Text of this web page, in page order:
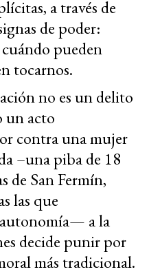
a través de
de poder:
pueden
tocarnos.
no es un delito
un acto
contra una mujer
–una piba de 18
de San Fermín,
las que
a la
decide punir por
más tradicional.